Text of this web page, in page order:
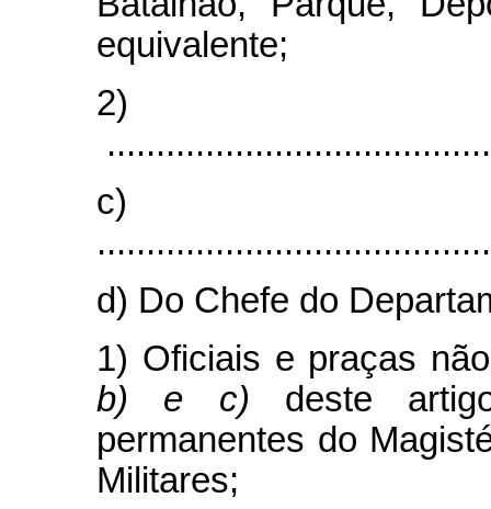
equivalente;
2)
c)
d) Do Chefe do
1) Oficiais e praças
b) e c) deste
permanentes do
Militares;